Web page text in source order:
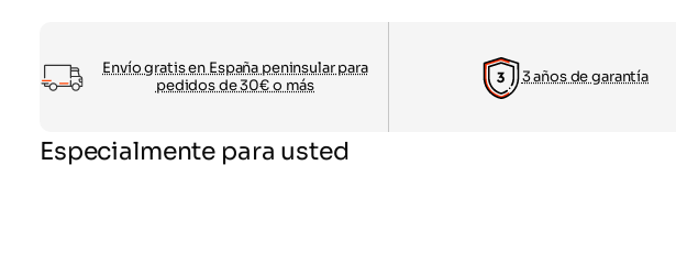
Envío gratis en España peninsular para
pedidos de 30€ o más
3 años de garantía
Especialmente para usted